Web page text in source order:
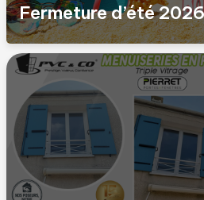
Fermeture d’été 2026